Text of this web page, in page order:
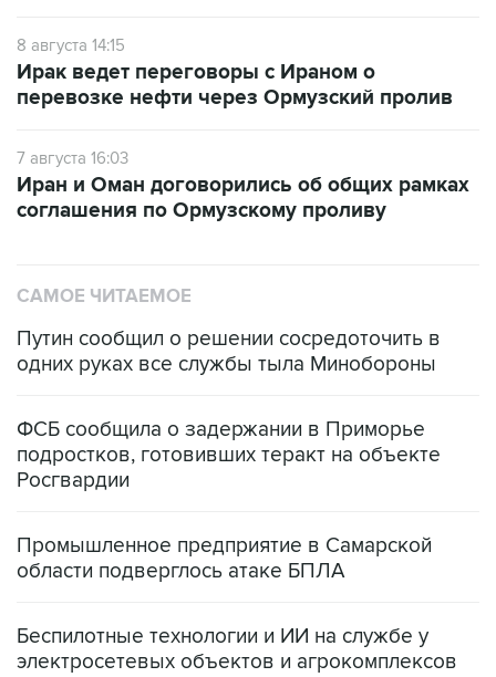
8 августа 14:15
Ирак ведет переговоры с Ираном о
перевозке нефти через Ормузский пролив
7 августа 16:03
Иран и Оман договорились об общих рамках
соглашения по Ормузскому проливу
САМОЕ ЧИТАЕМОЕ
Путин сообщил о решении сосредоточить в
одних руках все службы тыла Минобороны
ФСБ сообщила о задержании в Приморье
подростков, готовивших теракт на объекте
Росгвардии
Промышленное предприятие в Самарской
области подверглось атаке БПЛА
Беспилотные технологии и ИИ на службе у
электросетевых объектов и агрокомплексов